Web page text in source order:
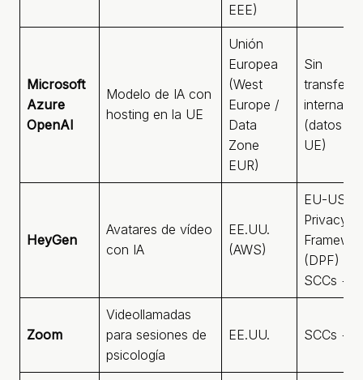
EEE)
Microsoft
Azure
OpenAI
Modelo de IA con
hosting en la UE
Unión
Europea
(West
Europe /
Data
Zone
EUR)
Sin
(datos en
UE)
HeyGen
Avatares de vídeo
con IA
EE.UU.
(AWS)
EU-US
Privacy
(DPF) +
SCCs +
Zoom
Videollamadas
para sesiones de
psicología
EE.UU. SCCs +